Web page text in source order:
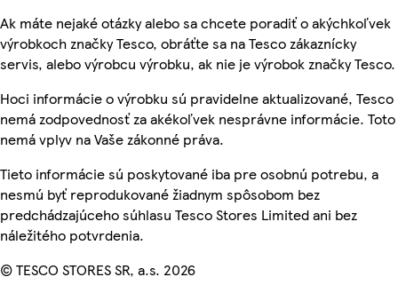
Ak máte nejaké otázky alebo sa chcete poradiť o akýchkoľvek
výrobkoch značky Tesco, obráťte sa na Tesco zákaznícky
servis, alebo výrobcu výrobku, ak nie je výrobok značky Tesco.
Hoci informácie o výrobku sú pravidelne aktualizované, Tesco
nemá zodpovednosť za akékoľvek nesprávne informácie. Toto
nemá vplyv na Vaše zákonné práva.
Tieto informácie sú poskytované iba pre osobnú potrebu, a
nesmú byť reprodukované žiadnym spôsobom bez
predchádzajúceho súhlasu Tesco Stores Limited ani bez
náležitého potvrdenia.
© TESCO STORES SR, a.s. 2026